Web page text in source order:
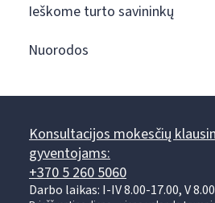
Ieškome turto savininkų
Nuorodos
Konsultacijos mokesčių
gyventojams:
+370 5 260 5060
Darbo laikas: I-IV 8.00-17.00, V